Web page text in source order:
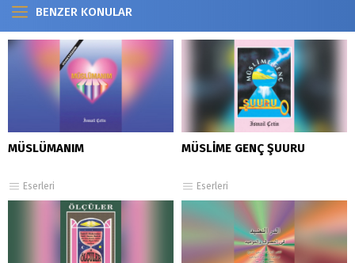
BENZER KONULAR
MÜSLÜMANIM
Eserleri
MÜSLİME GENÇ ŞUURU
Eserleri